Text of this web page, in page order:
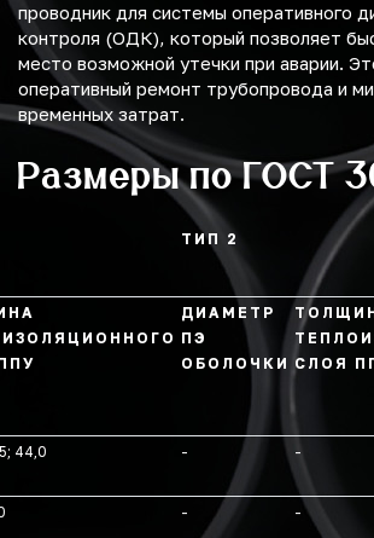
проводник для системы оперативного
контроля (ОДК), который позволяет
место возможной утечки при аварии.
оперативный ремонт трубопровода и
временных затрат.
Размеры по ГОСТ
ТИП 2
ДИАМЕТР
ПЭ
ОБОЛОЧКИ СЛОЯ
44,0 - -
- -